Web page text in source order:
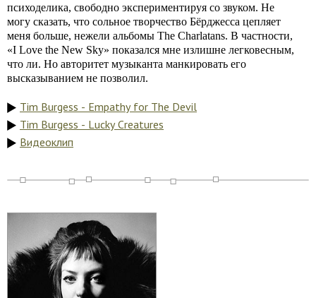
психоделика, свободно экспериментируя со звуком. Не
могу сказать, что сольное творчество Бёрджесса цепляет
меня больше, нежели альбомы The Charlatans. В частности,
«I Love the New Sky» показался мне излишне легковесным,
что ли. Но авторитет музыканта манкировать его
высказыванием не позволил.
Tim Burgess - Empathy for The Devil
Tim Burgess - Lucky Creatures
Видеоклип